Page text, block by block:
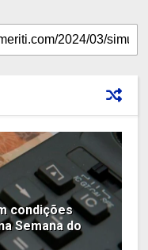
condições
Semana do